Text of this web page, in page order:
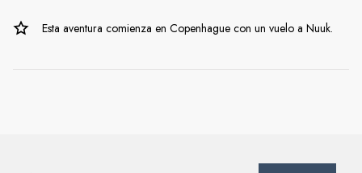
Esta aventura comienza en Copenhague con un vuelo a Nuuk.